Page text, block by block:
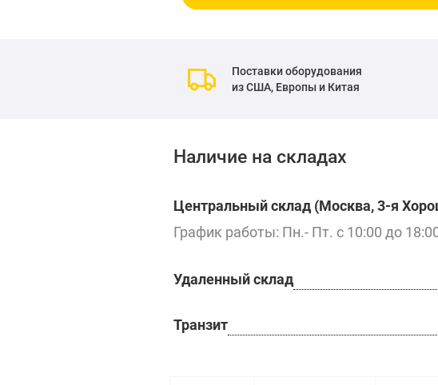
Поставки оборудования
из США, Европы и Китая
Наличие на складах
Центральный склад (Москва, 3-я
График работы: Пн.- Пт. с 10:00 до
Удаленный склад
Транзит